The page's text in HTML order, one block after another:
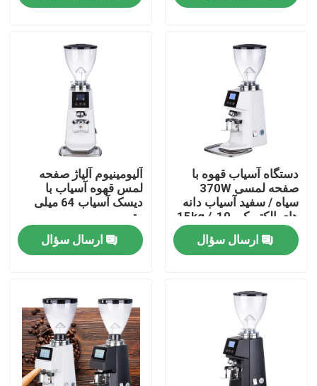
نمایش VR
درباره ما
تور کارخانه
کنترل کیفیت
با ما تماس بگیرید
آسیاب دانه قهوه
آسیاب قهوه Burr
دستگاه آسیاب قهوه با
صفحه لمسی 370W
سیاه / سفید آسیاب دانه
های الکتریکی 10-15kg /
h سرعت آسیاب
ارسال سؤال
آلیومینیوم آلیاژ صفحه
لمس قهوه آسیاب با
دیسک آسیاب 64 میلی
متر
ارسال سؤال